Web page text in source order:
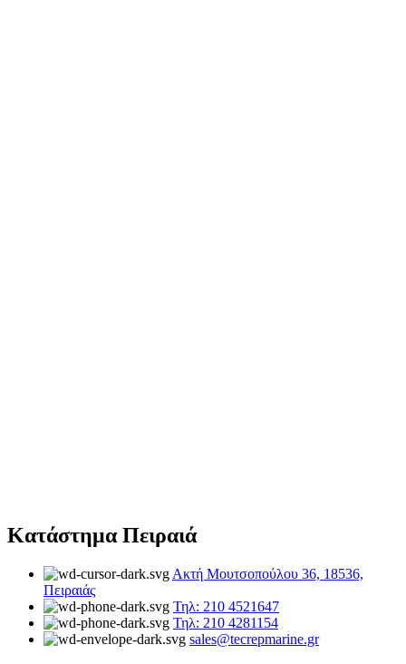
Κατάστημα Πειραιά
Ακτή Μουτσοπούλου 36, 18536,
Πειραιάς
Τηλ: 210 4521647
Τηλ: 210 4281154
sales@tecrepmarine.gr